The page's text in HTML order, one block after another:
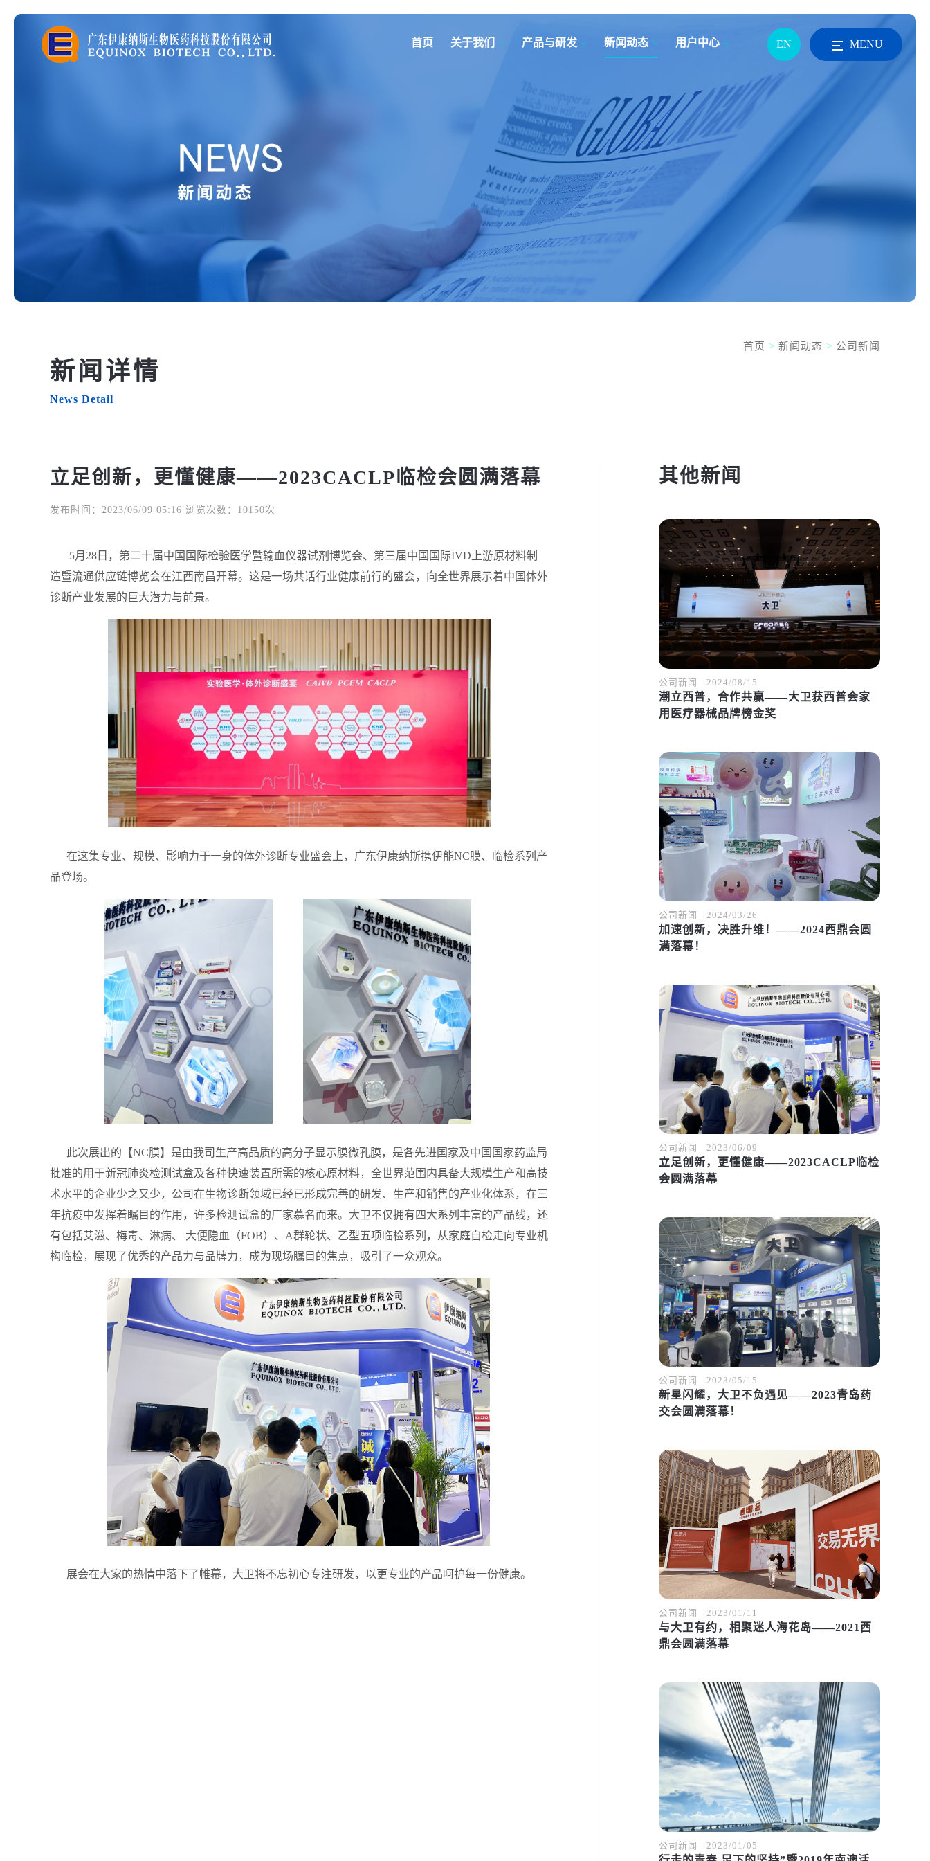
首页 关于我们 产品与研发 新闻动态 用户中心 EN MENU
首页 > 新闻动态 > 公司新闻
新闻详情
News Detail
立足创新，更懂健康——2023CACLP临检会圆满落幕
发布时间：2023/06/09 05:16 浏览次数：10150次
5月 28 日，第二十届中国国际检验医学暨输血仪器试剂博览会、第三届中国国际IVD 上游原材料制
造暨流通供应链博览会在江西南昌开幕。 这是一场共话行业健康前行的盛会，向全世界展示着中国体外
诊断产业发展的巨大潜力与前景。
在这集专业、规模、影响力于一身的体外诊断专业盛会上，广东伊康纳斯携伊能NC膜、临检系列产
品登场。
此次展出的【NC膜】是由我司生产高品质的高分子显示膜微孔膜，是各先进国家及中国国家药监局
批准的用于新冠肺炎检测试盒及各种快速装置所需的核心原材料，全世界范围内具备大规模生产和高技
术水平的企业少之又少，公司在生物诊断领域已经已形成完善的研发、生产和销售的产业化体系，在三
年抗疫中发挥着瞩目的作用，许多检测试盒的厂家慕名而来。大卫不仅拥有四大系列丰富的产品线，还
有包括艾滋、梅毒、淋病、 大便隐血（FOB）、A群轮状、乙型五项临检系列，从家庭自检走向专业机
构临检，展现了优秀的产品力与品牌力，成为现场瞩目的焦点，吸引了一众观众。
展会在大家的热情中落下了帷幕，大卫将不忘初心专注研发，以更专业的产品呵护每一份健康。
其他新闻
公司新闻 2024/08/15
潮立西普，合作共赢——大卫获西普会家
用医疗器械品牌榜金奖
公司新闻 2024/03/26
加速创新，决胜升维！——2024西鼎会圆
满落幕！
公司新闻 2023/06/09
立足创新，更懂健康——2023CACLP临检
会圆满落幕
公司新闻 2023/05/15
新星闪耀，大卫不负遇见——2023青岛药
交会圆满落幕！
公司新闻 2023/01/11
与大卫有约，相聚迷人海花岛——2021西
鼎会圆满落幕
公司新闻 2023/01/05